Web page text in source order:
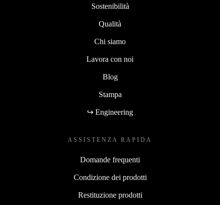
Sostenibilità
Qualità
Chi siamo
Lavora con noi
Blog
Stampa
↪ Engineering
ASSISTENZA RAPIDA
Domande frequenti
Condizione dei prodotti
Restituzione prodotti